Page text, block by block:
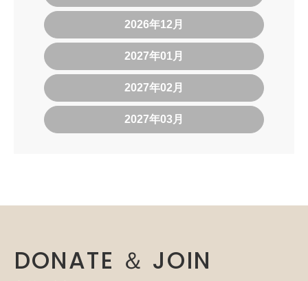
2026年12月
2027年01月
2027年02月
2027年03月
DONATE ＆ JOIN